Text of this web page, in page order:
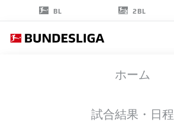
BL 2BL
ホーム
試合結果・日程